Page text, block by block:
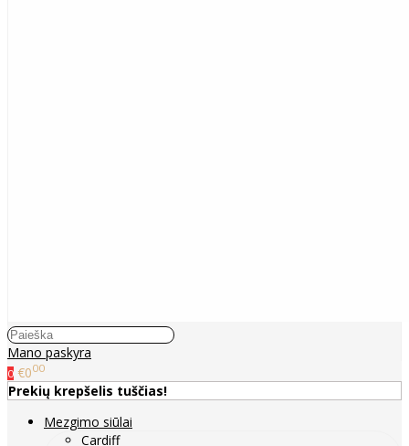
Mano paskyra
0 €000
Prekių krepšelis tuščias!
Mezgimo siūlai
Cardiff